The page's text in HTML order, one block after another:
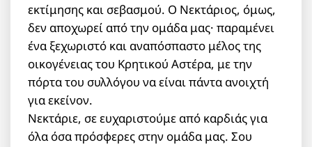
εκτίμησης και σεβασμού. Ο Νεκτάριος, όμως,
δεν αποχωρεί από την ομάδα μας· παραμένει
ένα ξεχωριστό και αναπόσπαστο μέλος της
οικογένειας του Κρητικού Αστέρα, με την
πόρτα του συλλόγου να είναι πάντα ανοιχτή
για εκείνον.
Νεκτάριε, σε ευχαριστούμε από καρδιάς για
όλα όσα πρόσφερες στην ομάδα μας. Σου